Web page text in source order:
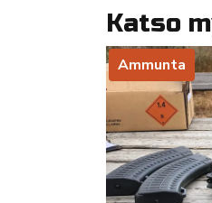
Katso
Ammunta